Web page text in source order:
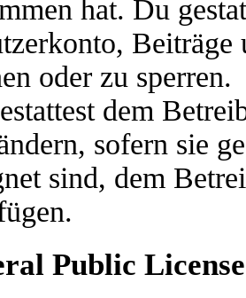
hat. Du
oder zu sperren.
dem
sofern sie
sind, dem
Public License